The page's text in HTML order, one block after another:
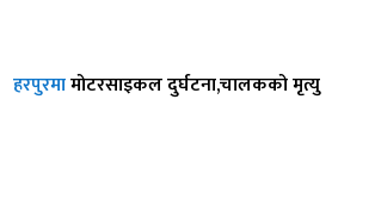
हरपुरमामोटरसाइकल दुर्घटना,चालकको मृत्यु